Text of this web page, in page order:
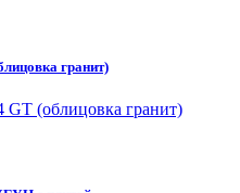
гранит)